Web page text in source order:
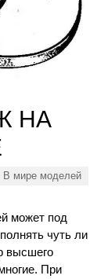
НА
Рубрики
В мире моделей
может под
чуть ли
высшего
При